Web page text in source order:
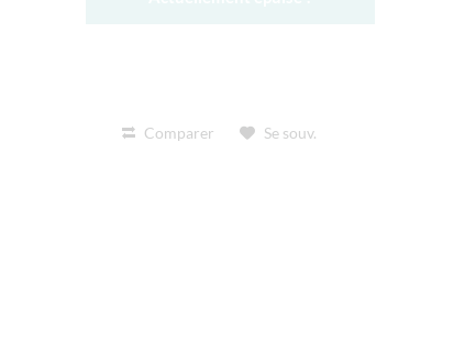
Comparer Se souv.